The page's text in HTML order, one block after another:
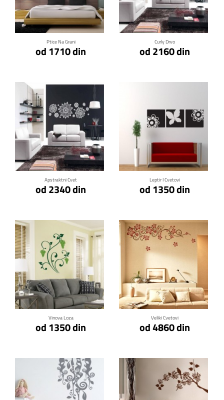
Ptice Na Grani
od 1710 din
Klikni za detalje
Curly Drvo
od 2160 din
Klikni za detalje
Apstraktni Cvet
od 2340 din
Klikni za detalje
Leptir I Cvetovi
od 1350 din
Klikni za detalje
Vinova Loza
od 1350 din
Klikni za detalje
Veliki Cvetovi
od 4860 din
Klikni za detalje